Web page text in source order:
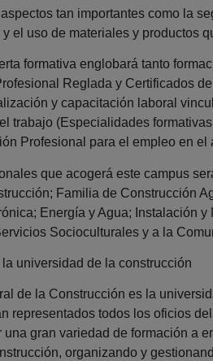
tan importantes como la
el uso de materiales y productos
formativa englobará tanto
Reglada y Certificados
y capacitación laboral
trabajo (Especialidades
Profesional para el empleo en
que acogerá este campus
Familia de Construcción
Energía y Agua; Instalación
Socioculturales y a la
universidad de la construcción
de la Construcción es la
representados todos los oficios
una gran variedad de formación a
organizando y